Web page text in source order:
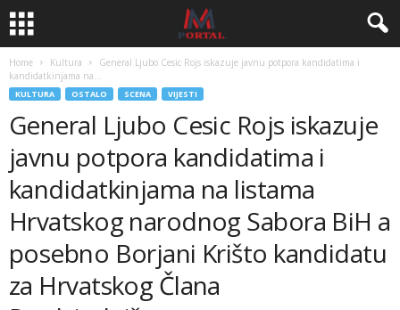
Home Kultura
General Ljubo Cesic Rojs iskazuje javnu potpora kandidatima i
kandidatkinjama na...
KULTURA OSTALO SCENA VIJESTI
General Ljubo Cesic Rojs iskazuje
javnu potpora kandidatima i
kandidatkinjama na listama
Hrvatskog narodnog Sabora BiH a
posebno Borjani Krišto kandidatu
za Hrvatskog Člana